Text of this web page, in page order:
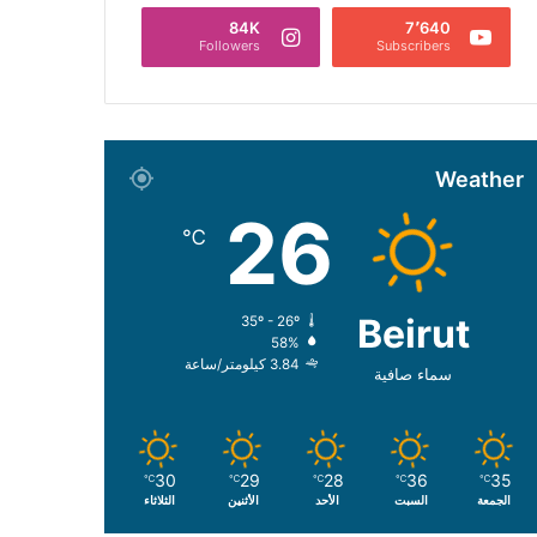
7٬640
Subscribers
84K
Followers
Weather
Beirut
سماء صافية
26
℃
35º - 26º
58%
3.84 كيلومتر/ساعة
35
℃
الجمعة
36
℃
السبت
28
℃
الأحد
29
℃
الأثنين
30
℃
الثلاثاء